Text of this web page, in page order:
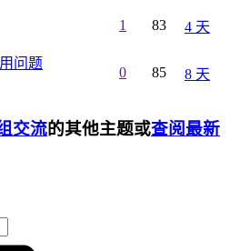
1 83 4 天
问题
0 85 8 天
交流的其他主题或查阅最新